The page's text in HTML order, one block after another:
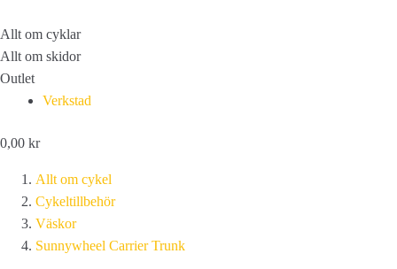
Allt om cyklar
Allt om skidor
Outlet
Verkstad
0,00 kr
Allt om cykel
Cykeltillbehör
Väskor
Sunnywheel Carrier Trunk